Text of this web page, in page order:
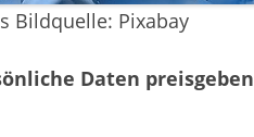
Bildquelle: Pixabay
Daten preisgeben